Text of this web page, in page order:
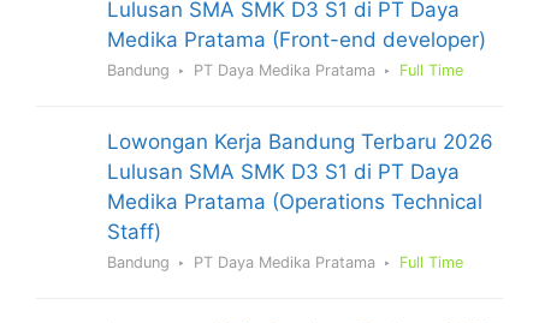
Lulusan SMA SMK D3 S1 di PT Daya
Medika Pratama (Front-end developer)
Bandung PT Daya Medika Pratama Full Time
Lowongan Kerja Bandung Terbaru 2026
Lulusan SMA SMK D3 S1 di PT Daya
Medika Pratama (Operations Technical
Staff)
Bandung PT Daya Medika Pratama Full Time